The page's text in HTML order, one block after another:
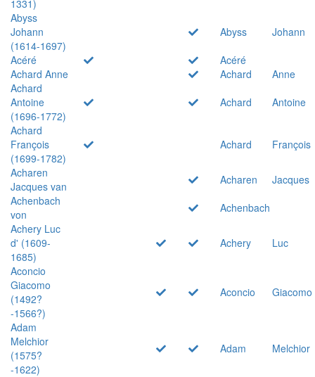
1331)
Abyss
Johann
(1614-1697)
Abyss
Johann
Acéré
Acéré
Achard Anne
Achard
Anne
Achard
Antoine
(1696-1772)
Achard
Antoine
Achard
François
(1699-1782)
Achard
François
Acharen
Jacques van
Acharen
Jacques
Achenbach
von
Achenbach
Achery Luc
d' (1609-
1685)
Achery
Luc
Aconcio
Giacomo
(1492?
-1566?)
Aconcio Giacomo
Adam
Melchior
(1575?
-1622)
Adam Melchior